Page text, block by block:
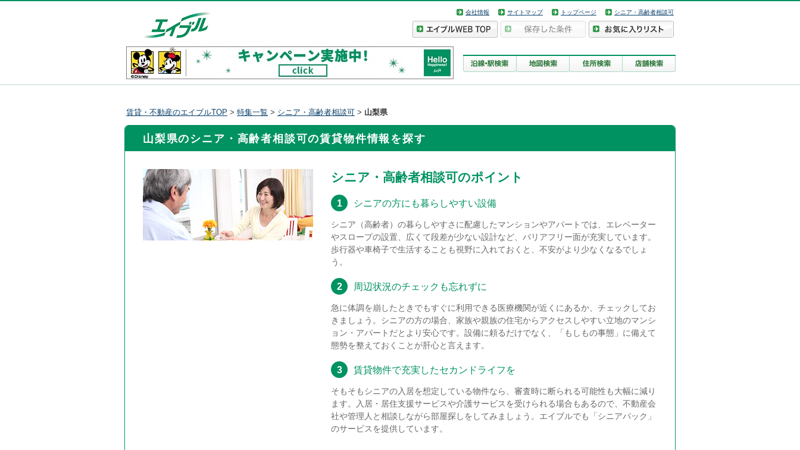
会社情報 サイトマップ トップページ シニア・高齢者相談可
賃貸・不動産のエイブルTOP > 特集一覧 > シニア・高齢者相談可 > 山梨県
山梨県のシニア・高齢者相談可の賃貸物件情報を探す
シニア・高齢者相談可のポイント
1 シニアの方にも暮らしやすい設備
シニア（高齢者）の暮らしやすさに配慮したマンションやアパートでは、エレベーター
やスロープの設置、広くて段差が少ない設計など、バリアフリー面が充実しています。
歩行器や車椅子で生活することも視野に入れておくと、不安がより少なくなるでしょ
う。
2 周辺状況のチェックも忘れずに
急に体調を崩したときでもすぐに利用できる医療機関が近くにあるか、チェックしてお
きましょう。シニアの方の場合、家族や親族の住宅からアクセスしやすい立地のマンシ
ョン・アパートだとより安心です。設備に頼るだけでなく、「もしもの事態」に備えて
態勢を整えておくことが肝心と言えます。
3 賃貸物件で充実したセカンドライフを
そもそもシニアの入居を想定している物件なら、審査時に断られる可能性も大幅に減り
ます。入居・居住支援サービスや介護サービスを受けられる場合もあるので、不動産会
社や管理人と相談しながら部屋探しをしてみましょう。エイブルでも「シニアパック」
のサービスを提供しています。